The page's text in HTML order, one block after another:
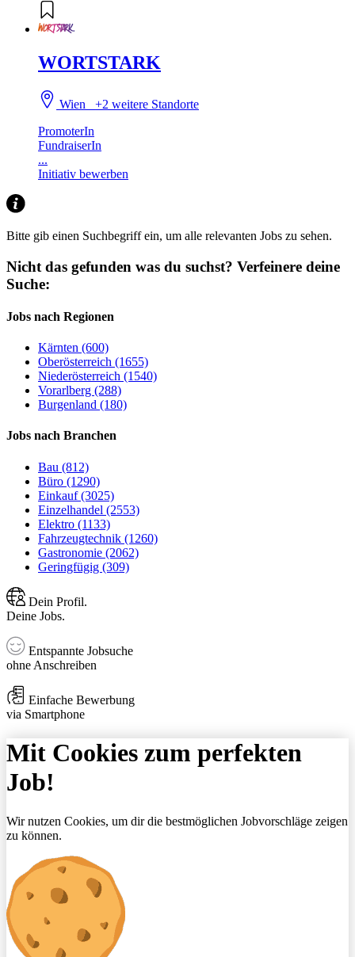
WORTSTARK
Wien+2 weitere Standorte
PromoterIn
FundraiserIn
...
Initiativ bewerben
Bitte gib einen Suchbegriff ein, um alle relevanten Jobs zu sehen.
Nicht das gefunden was du suchst? Verfeinere deine
Suche:
Jobs nach Regionen
Kärnten (600)
Oberösterreich (1655)
Niederösterreich (1540)
Vorarlberg (288)
Burgenland (180)
Jobs nach Branchen
Bau (812)
Büro (1290)
Einkauf (3025)
Einzelhandel (2553)
Elektro (1133)
Fahrzeugtechnik (1260)
Gastronomie (2062)
Geringfügig (309)
Dein Profil.
Deine Jobs.
Entspannte Jobsuche
ohne Anschreiben
Einfache Bewerbung
via Smartphone
Mit Cookies zum perfekten
Job!
Wir nutzen Cookies, um dir die bestmöglichen Jobvorschläge zeigen
zu können.